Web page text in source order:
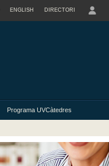
ENGLISH DIRECTORI
Programa UVCàtedres